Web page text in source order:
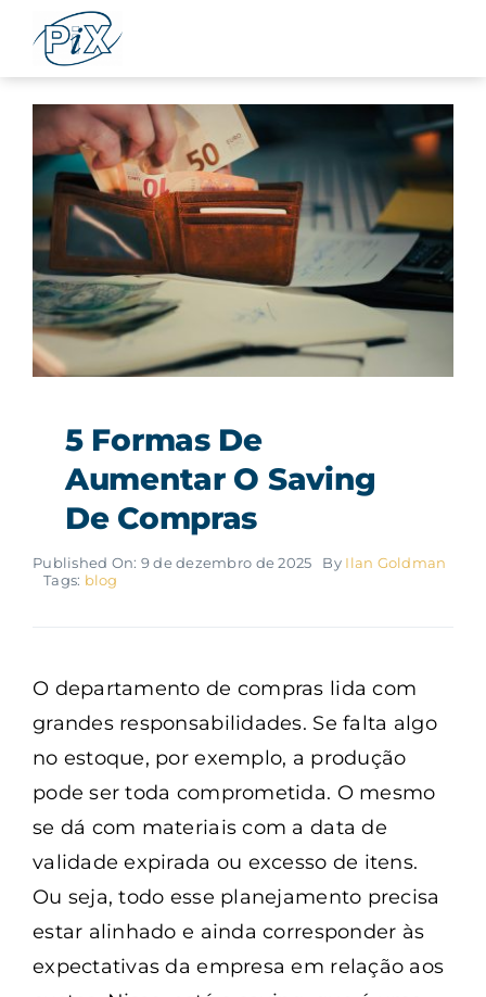
para
o
conteúdo
5 Formas De
Aumentar O Saving
De Compras
Published On: 9 de dezembro de 2025 By Ilan Goldman
Tags: blog
O departamento de compras lida com
grandes responsabilidades. Se falta algo
no estoque, por exemplo, a produção
pode ser toda comprometida. O mesmo
se dá com materiais com a data de
validade expirada ou excesso de itens.
Ou seja, todo esse planejamento precisa
estar alinhado e ainda corresponder às
expectativas da empresa em relação aos